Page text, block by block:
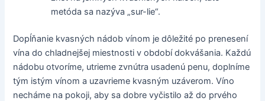
metóda sa nazýva „sur-lie“.
Dopĺňanie kvasných nádob vínom je dôležité po prenesení
vína do chladnejšej miestnosti v období dokvášania. Každú
nádobu otvoríme, utrieme zvnútra usadenú penu, doplníme
tým istým vínom a uzavrieme kvasným uzáverom. Víno
necháme na pokoji, aby sa dobre vyčistilo až do prvého